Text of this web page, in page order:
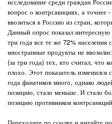
вопрос о контрсакнциях, а точнее
ввозиться в Россию из стран,
Данный опрос показал
три года все те же 72% населения
иностранные продукты не
(за три года) тех, кто считал, что
плохо. Этот показатель
года фанатиков много, однако
позицию, стало меньше. И стало
позицию противников